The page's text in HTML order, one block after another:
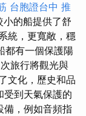
台胞證台中 推
小的船提供了舒
統，更寬敞，穩
都有一個保護陽
旅行將觀光與
文化，歷史和品
到天氣保護的
備，例如音頻指